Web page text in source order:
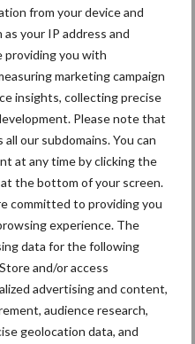
from your device and
your IP address and
providing you with
marketing campaign
insights, collecting precise
Please note that
our subdomains. You can
at any time by clicking the
the bottom of your screen.
committed to providing you
experience. The
data for the following
and/or access
advertising and content,
audience research,
geolocation data, and
het verminderen of zelfs
gewasbescherming,
de oppervlakkige
de mineralisatie. De
zo door het gewas worden